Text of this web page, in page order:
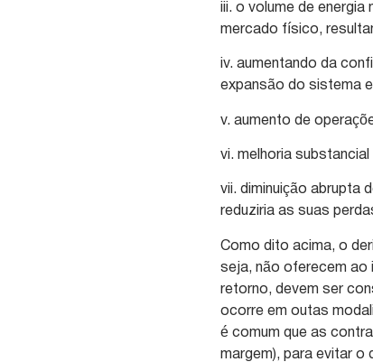
iii. o volume de
mercado físico,
iv. aumentando da
expansão do sistema
v. aumento de
vi. melhoria
vii. diminuição abrupta
reduziria as suas
Como dito acima, o
seja, não oferecem ao
retorno, devem ser
ocorre em outas
é comum que as
margem), para evitar